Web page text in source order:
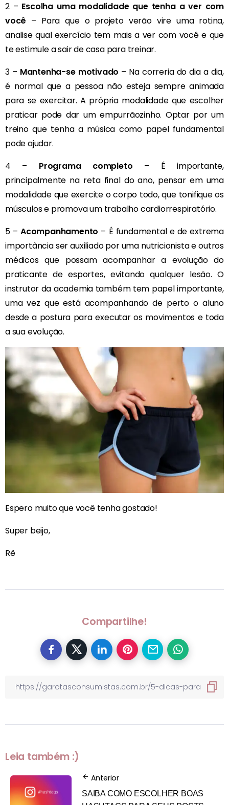
2 – Escolha uma modalidade que tenha a ver com
você – Para que o projeto verão vire uma rotina,
analise qual exercício tem mais a ver com você e que
te estimule a sair de casa para treinar.
3 – Mantenha-se motivado – Na correria do dia a dia,
é normal que a pessoa não esteja sempre animada
para se exercitar. A própria modalidade que escolher
praticar pode dar um empurrãozinho. Optar por um
treino que tenha a música como papel fundamental
pode ajudar.
4 – Programa completo – É importante,
principalmente na reta final do ano, pensar em uma
modalidade que exercite o corpo todo, que tonifique os
músculos e promova um trabalho cardiorrespiratório.
5 –Acompanhamento – É fundamental e de extrema
importância ser auxiliado por uma nutricionista e outros
médicos que possam acompanhar a evolução do
praticante de esportes, evitando qualquer lesão. O
instrutor da academia também tem papel importante,
uma vez que está acompanhando de perto o aluno
desde a postura para executar os movimentos e toda
a sua evolução.
Espero muito que você tenha gostado!
Super beijo,
Rê
Compartilhe!
Leia também :)
Anterior
SAIBA COMO ESCOLHER BOAS